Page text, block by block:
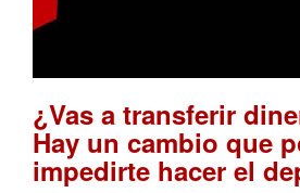
¿Vas a transferir
Hay un cambio que
impedirte hacer el